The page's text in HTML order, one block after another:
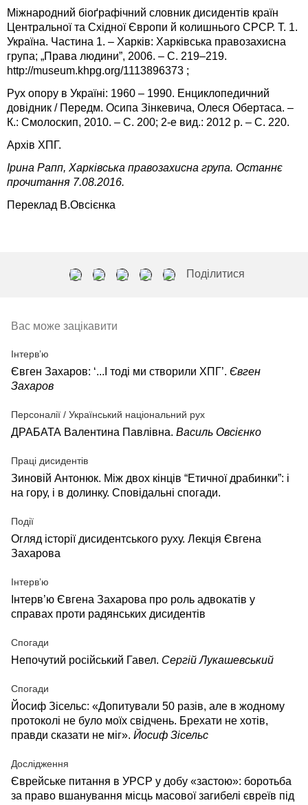
Міжнародний біоґрафічний словник дисидентів країн
Центральної та Східної Європи й колишнього СРСР. Т. 1.
Україна. Частина 1. – Харків: Харківська правозахисна
група; „Права людини”, 2006. – C. 219–219.
http://museum.khpg.org/1113896373 ;
Рух опору в Україні: 1960 – 1990. Енциклопедичний
довідник / Передм. Осипа Зінкевича, Олеся Обертаса. –
К.: Смолоскип, 2010. – С. 200; 2-е вид.: 2012 р. – С. 220.
Архів ХПГ.
Ірина Рапп, Харківська правозахисна група. Останнє
прочитання 7.08.2016.
Переклад В.Овсієнка
Поділитися
Вас може зацікавити
Інтерв’ю
Євген Захаров: ‘...І тоді ми створили ХПГ’. Євген
Захаров
Персоналії / Український національний рух
ДРАБАТА Валентина Павлівна. Василь Овсієнко
Праці дисидентів
Зиновій Антонюк. Між двох кінців “Етичної драбинки”: і
на гору, і в долинку. Сповідальні спогади.
Події
Огляд історії дисидентського руху. Лекція Євгена
Захарова
Інтерв’ю
Інтерв’ю Євгена Захарова про роль адвокатів у
справах проти радянських дисидентів
Спогади
Непочутий російський Гавел. Сергій Лукашевський
Спогади
Йосиф Зісельс: «Допитували 50 разів, але в жодному
протоколі не було моїх свідчень. Брехати не хотів,
правди сказати не міг». Йосиф Зісельс
Дослідження
Єврейське питання в УРСР у добу «застою»: боротьба
за право вшанування місць масової загибелі євреїв під